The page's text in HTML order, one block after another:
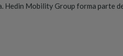
Hedin Mobility Group forma parte